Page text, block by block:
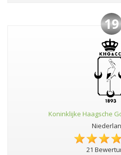
19
Koninklijke Haagsche
21